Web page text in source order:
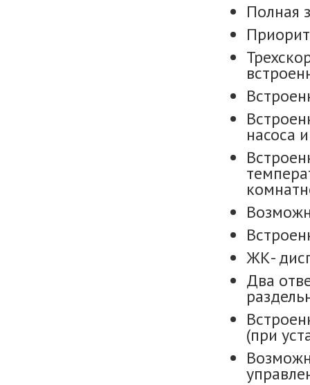
Полная
насоса
ЖК-
Два
(при